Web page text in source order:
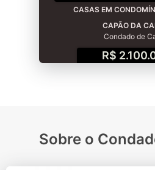
CASAS EM
CAPÃO DA
Condado de
R$
Sobre o